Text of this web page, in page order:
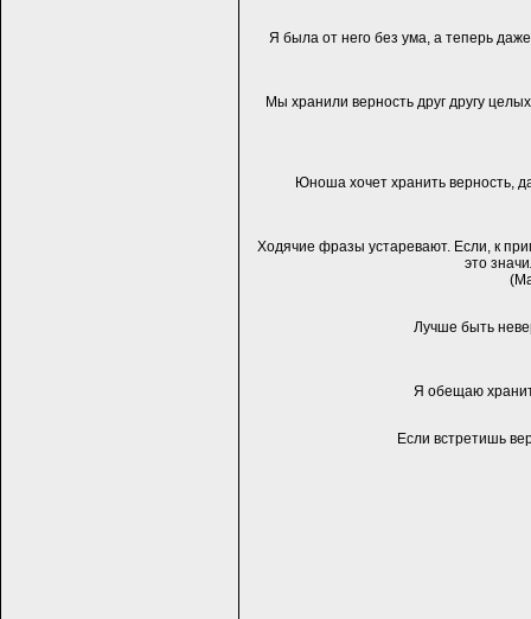
Я была от него без ума, а теперь
Мы хранили верность друг другу
Юноша хочет хранить верность,
Ходячие фразы устаревают. Если, к
это
Лучше быть
Я обещаю
Если встретишь